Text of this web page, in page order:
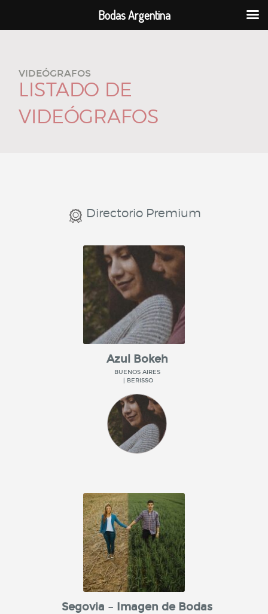
VIDEÓGRAFOS
LISTADO DE
VIDEÓGRAFOS
Directorio Premium
Azul Bokeh
BUENOS AIRES
| BERISSO
Segovia – Imagen de Bodas
Bodas Argentina